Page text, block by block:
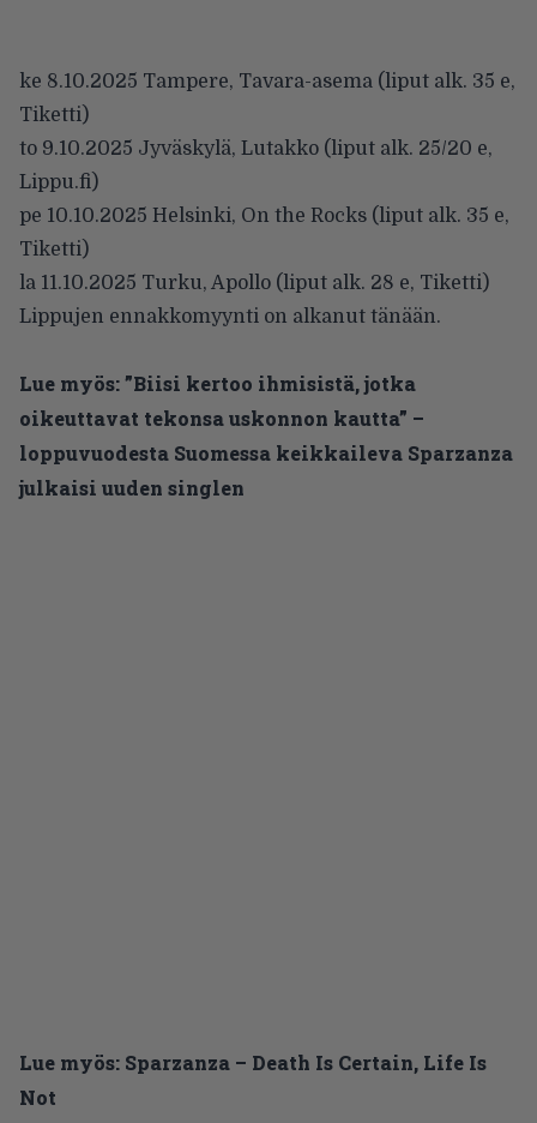
ke 8.10.2025 Tampere, Tavara-asema (liput alk. 35 e,
Tiketti)
to 9.10.2025 Jyväskylä, Lutakko (liput alk. 25/20 e,
Lippu.fi)
pe 10.10.2025 Helsinki, On the Rocks (liput alk. 35 e,
Tiketti)
la 11.10.2025 Turku, Apollo (liput alk. 28 e, Tiketti)
Lippujen ennakkomyynti on alkanut tänään.
Lue myös:”Biisi kertoo ihmisistä, jotka
oikeuttavat tekonsa uskonnon kautta” –
loppuvuodesta Suomessa keikkaileva Sparzanza
julkaisi uuden singlen
Lue myös: Sparzanza – Death Is Certain, Life Is
Not